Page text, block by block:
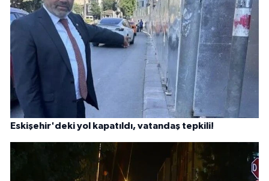
Eskişehir'deki yol kapatıldı, vatandaş tepkili!